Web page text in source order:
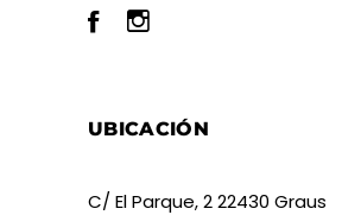
UBICACIÓN
C/ El Parque, 2 22430 Graus